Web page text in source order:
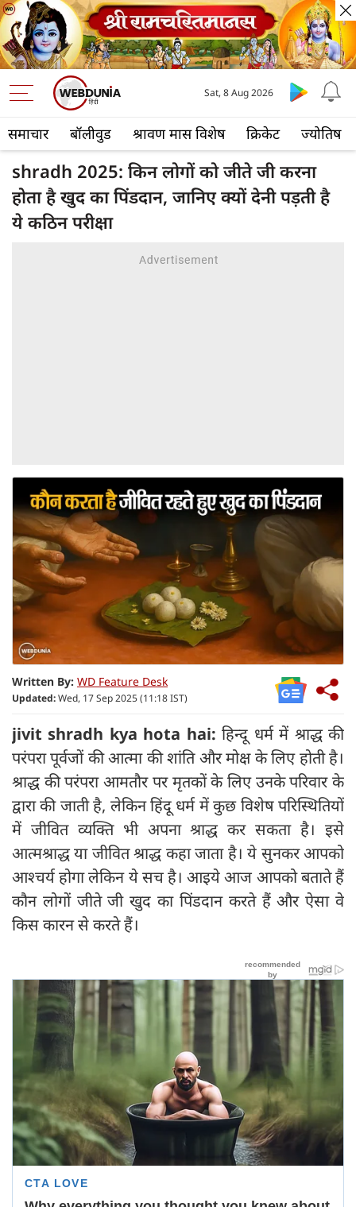
समाचार बॉलीवुड श्रावण मास विशेष क्रिकेट ज्योतिष
Sat, 8 Aug 2026
shradh 2025: किन लोगों को जीते जी करना
होता है खुद का पिंडदान, जानिए क्यों देनी पड़ती है
ये कठिन परीक्षा
Written By: WD Feature Desk
Updated:Wed, 17 Sep 2025 (11:18 IST)
jivit shradh kya hota hai:हिन्दू धर्म में श्राद्ध की
परंपरा पूर्वजों की आत्मा की शांति और मोक्ष के लिए होती है।
श्राद्ध की परंपरा आमतौर पर मृतकों के लिए उनके परिवार के
द्वारा की जाती है, लेकिन हिंदू धर्म में कुछ विशेष परिस्थितियों
में जीवित व्यक्ति भी अपना श्राद्ध कर सकता है। इसे
आत्मश्राद्ध या जीवित श्राद्ध कहा जाता है। ये सुनकर आपको
आश्चर्य होगा लेकिन ये सच है। आइये आज आपको बताते हैं
कौन लोगों जीते जी खुद का पिंडदान करते हैं और ऐसा वे
किस कारन से करते हैं।